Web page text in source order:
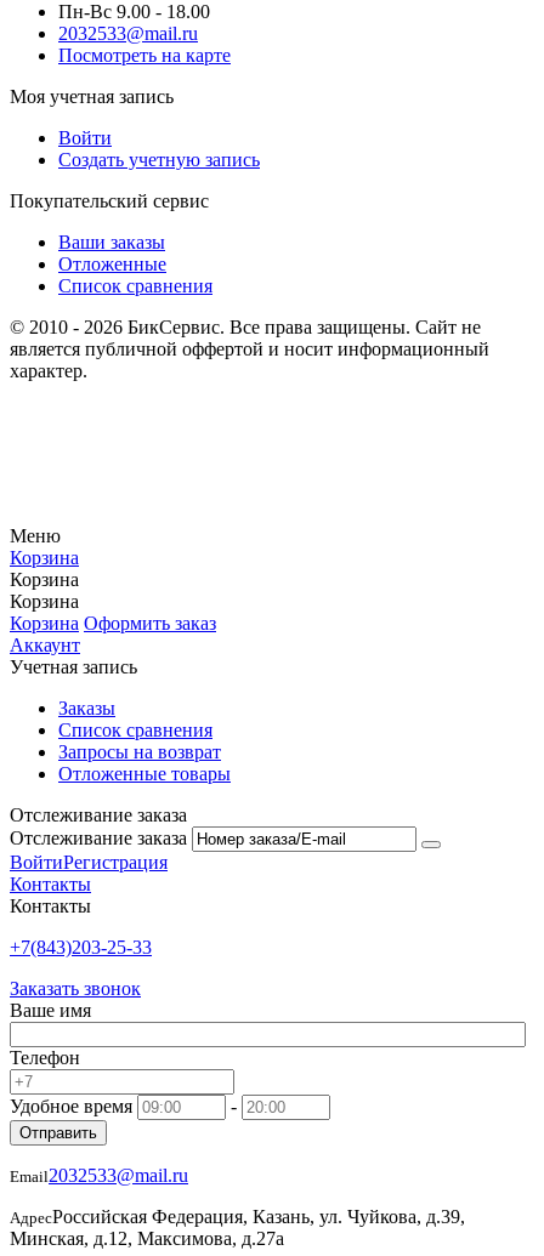
Пн-Вс 9.00 - 18.00
2032533@mail.ru
Посмотреть на карте
Моя учетная запись
Войти
Создать учетную запись
Покупательский сервис
Ваши заказы
Отложенные
Список сравнения
© 2010 - 2026 БикСервис. Все права защищены. Сайт не
является публичной оффертой и носит информационный
характер.
Меню
Корзина
Корзина
Корзина
Корзина Оформить заказ
Аккаунт
Учетная запись
Заказы
Список сравнения
Запросы на возврат
Отложенные товары
Отслеживание заказа
Отслеживание заказа
ВойтиРегистрация
Контакты
Контакты
+7(843)203-25-33
Заказать звонок
Ваше имя
Телефон
Удобное время -
Отправить
Email2032533@mail.ru
АдресРоссийская Федерация, Казань, ул. Чуйкова, д.39,
Минская, д.12, Максимова, д.27а